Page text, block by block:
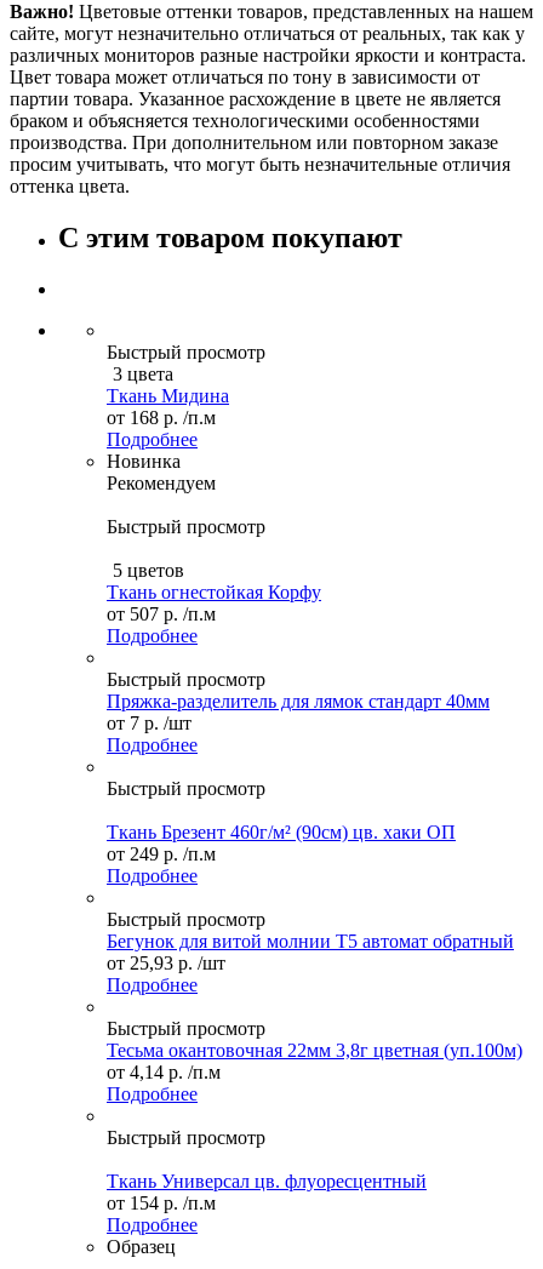
Важно! Цветовые оттенки товаров, представленных на нашем
сайте, могут незначительно отличаться от реальных, так как у
различных мониторов разные настройки яркости и контраста.
Цвет товара может отличаться по тону в зависимости от
партии товара. Указанное расхождение в цвете не является
браком и объясняется технологическими особенностями
производства. При дополнительном или повторном заказе
просим учитывать, что могут быть незначительные отличия
оттенка цвета.
С этим товаром покупают
Быстрый просмотр
3 цвета
Ткань Мидина
от 168 р. /п.м
Подробнее
Новинка
Рекомендуем
Быстрый просмотр
5 цветов
Ткань огнестойкая Корфу
от 507 р. /п.м
Подробнее
Быстрый просмотр
Пряжка-разделитель для лямок стандарт 40мм
от 7 р. /шт
Подробнее
Быстрый просмотр
Ткань Брезент 460г/м² (90см) цв. хаки ОП
от 249 р. /п.м
Подробнее
Быстрый просмотр
Бегунок для витой молнии Т5 автомат обратный
от 25,93 р. /шт
Подробнее
Быстрый просмотр
Тесьма окантовочная 22мм 3,8г цветная (уп.100м)
от 4,14 р. /п.м
Подробнее
Быстрый просмотр
Ткань Универсал цв. флуоресцентный
от 154 р. /п.м
Подробнее
Образец